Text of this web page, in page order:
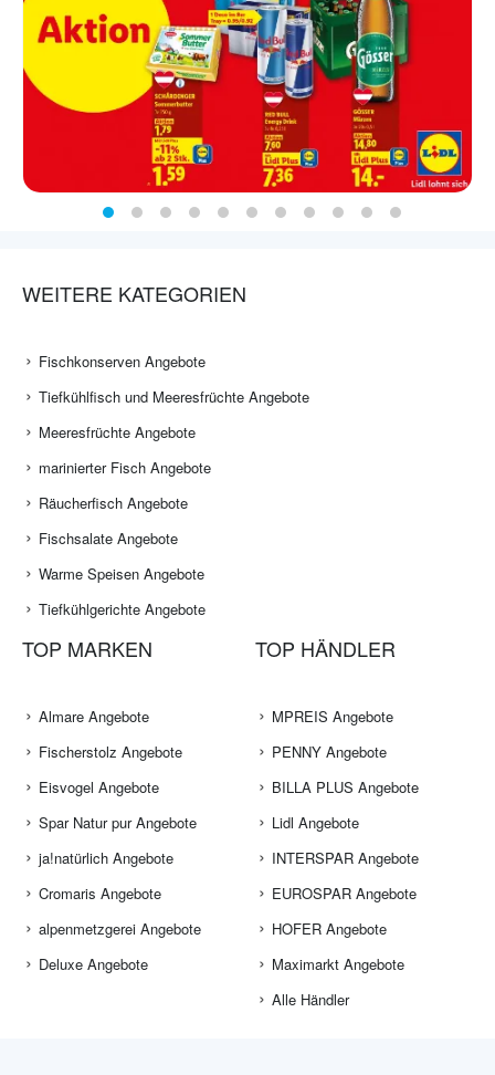
WEITERE KATEGORIEN
Fischkonserven Angebote
Tiefkühlfisch und Meeresfrüchte Angebote
Meeresfrüchte Angebote
marinierter Fisch Angebote
Räucherfisch Angebote
Fischsalate Angebote
Warme Speisen Angebote
Tiefkühlgerichte Angebote
TOP MARKEN
Almare Angebote
Fischerstolz Angebote
Eisvogel Angebote
Spar Natur pur Angebote
ja!natürlich Angebote
Cromaris Angebote
alpenmetzgerei Angebote
Deluxe Angebote
TOP HÄNDLER
MPREIS Angebote
PENNY Angebote
BILLA PLUS Angebote
Lidl Angebote
INTERSPAR Angebote
EUROSPAR Angebote
HOFER Angebote
Maximarkt Angebote
Alle Händler